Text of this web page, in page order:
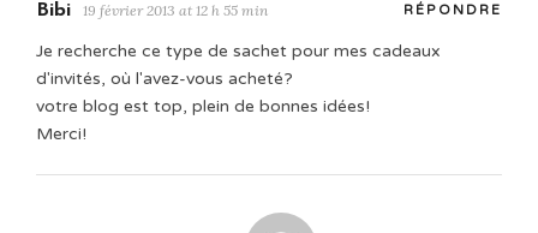
Bibi 19 février 2013 at 12 h 55 min RÉPONDRE
Je recherche ce type de sachet pour mes cadeaux
d'invités, où l'avez-vous acheté?
votre blog est top, plein de bonnes idées!
Merci!